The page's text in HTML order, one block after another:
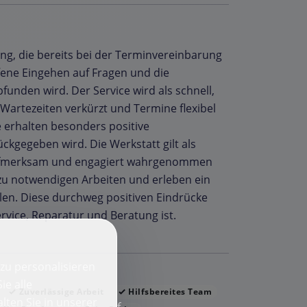
die bereits bei der Terminvereinbarung
Eingehen auf Fragen und die
wird. Der Service wird als schnell,
verkürzt und Termine flexibel
besonders positive
wird. Die Werkstatt gilt als
und engagiert wahrgenommen
notwendigen Arbeiten und erleben ein
Diese durchweg positiven Eindrücke
Reparatur und Beratung ist.
Zuverlässige Arbeit
Hilfsbereites Team
personalisieren